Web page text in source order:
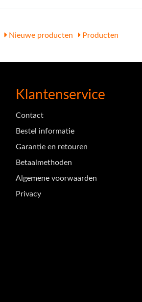
Nieuwe producten Producten
Klantenservice
Contact
Bestel informatie
Garantie en retouren
Betaalmethoden
Algemene voorwaarden
Privacy